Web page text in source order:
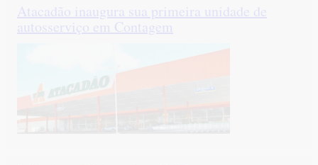
Atacadão inaugura sua primeira unidade de
autosserviço em Contagem